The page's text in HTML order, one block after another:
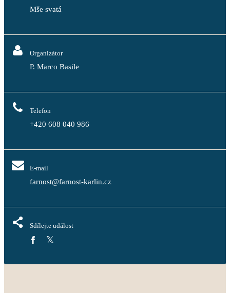
Mše svatá
Organizátor
P. Marco Basile
Telefon
+420 608 040 986
E-mail
farnost@farnost-karlin.cz
Sdílejte událost